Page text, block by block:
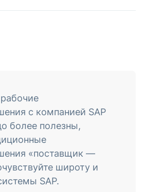
с компанией SAP
более полезны,
«поставщик —
широту и
SAP.